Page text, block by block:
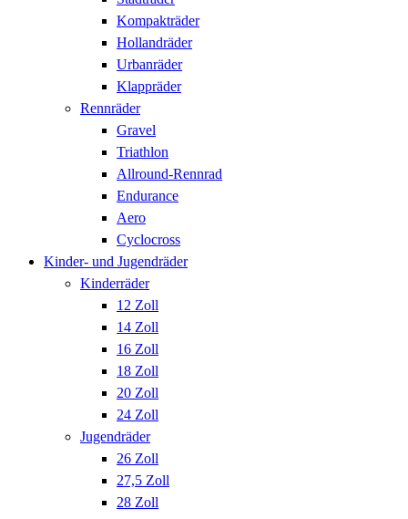
Kompakträder
Hollandräder
Urbanräder
Klappräder
Rennräder
Gravel
Triathlon
Allround-Rennrad
Endurance
Aero
Cyclocross
Kinder- und Jugendräder
Kinderräder
12 Zoll
14 Zoll
16 Zoll
18 Zoll
20 Zoll
24 Zoll
Jugendräder
26 Zoll
27,5 Zoll
28 Zoll